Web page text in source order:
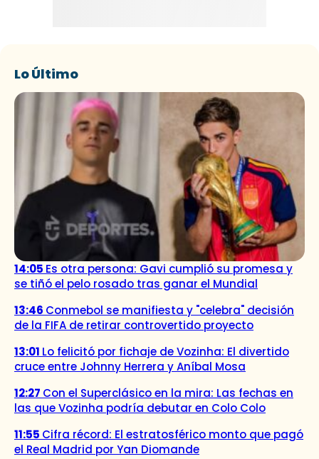
Lo Último
14:05 Es otra persona: Gavi cumplió su promesa y
se tiñó el pelo rosado tras ganar el Mundial
13:46 Conmebol se manifiesta y "celebra" decisión
de la FIFA de retirar controvertido proyecto
13:01 Lo felicitó por fichaje de Vozinha: El divertido
cruce entre Johnny Herrera y Aníbal Mosa
12:27 Con el Superclásico en la mira: Las fechas en
las que Vozinha podría debutar en Colo Colo
11:55 Cifra récord: El estratosférico monto que pagó
el Real Madrid por Yan Diomande